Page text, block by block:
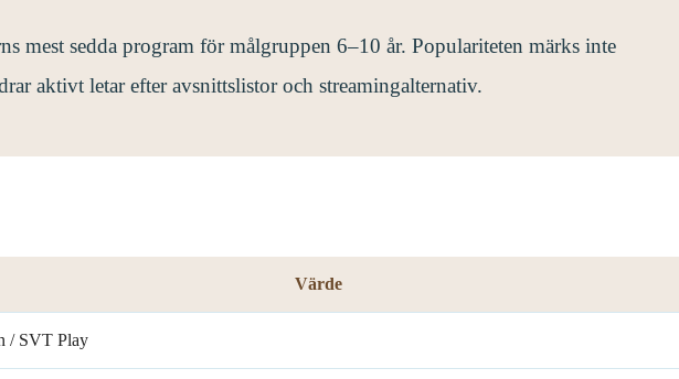
mest sedda program för målgruppen 6–10 år. Populariteten märks inte
aktivt letar efter avsnittslistor och streamingalternativ.
Värde
/ SVT Play